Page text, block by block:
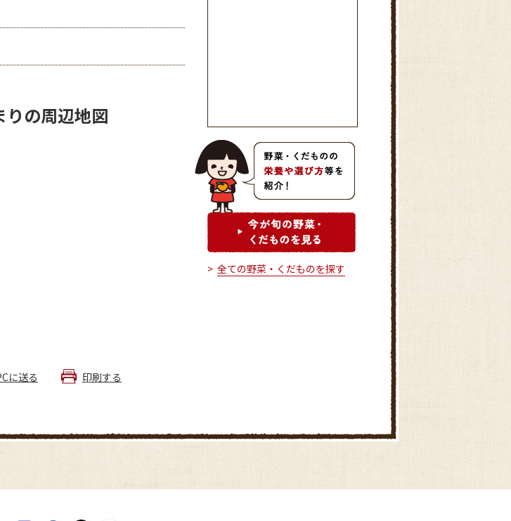
りの周辺地図
に送る 印刷する
全ての野菜・くだものを探す